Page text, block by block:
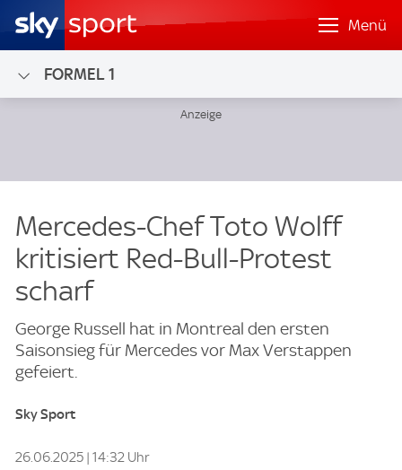
Menü
FORMEL 1
Mercedes-Chef Toto Wolff
kritisiert Red-Bull-Protest
scharf
George Russell hat in Montreal den ersten
Saisonsieg für Mercedes vor Max Verstappen
gefeiert.
Sky Sport
26.06.2025 | 14:32 Uhr